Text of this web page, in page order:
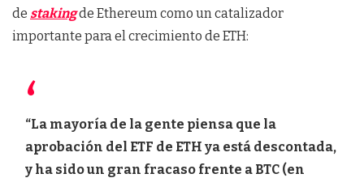
de stakingde Ethereum como un catalizador
importante para el crecimiento de ETH:
“La mayoría de la gente piensa que la
aprobación del ETF de ETH ya está descontada,
y ha sido un gran fracaso frente a BTC (en